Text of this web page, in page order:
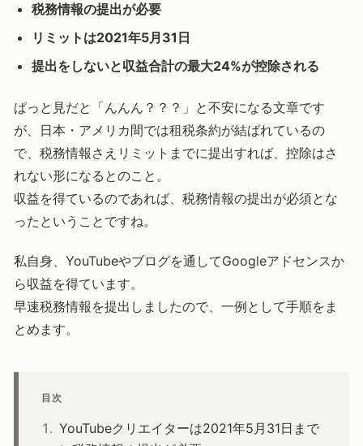
税務情報の提出が必要
リミットは2021年5月31日
提出をしないと収益合計の最大24%が控除される
ぱっと見だと「んんん？？？」と不安になる文章です
が、日本・アメリカ間では租税条約が結ばれているの
で、税務情報さえリミットまでに提出すれば、控除はさ
れない形になるとのこと。
収益を得ているのであれば、税務情報の提出が必須とな
ったということですね。
私自身、YouTubeやブログを通してGoogleアドセンスか
ら収益を得ています。
早速税務情報を提出しましたので、一例として手順をま
とめます。
目次
YouTubeクリエイターは2021年5月31日まで